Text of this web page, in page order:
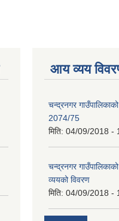
आय व्यय
चन्द्रनगर
2074/75
मिति: 04/09/2018 -
चन्द्रनगर
व्ययको विवरण
मिति: 04/09/2018 -